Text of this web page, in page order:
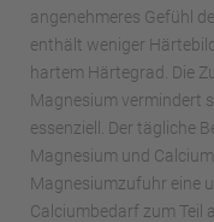
angenehmeres Gefühl
enthält weniger
hartem Härtegrad. Die
Magnesium vermindert
essenziell. Der tägliche
Magnesium und
Magnesiumzufuhr eine
Calciumbedarf zum Teil